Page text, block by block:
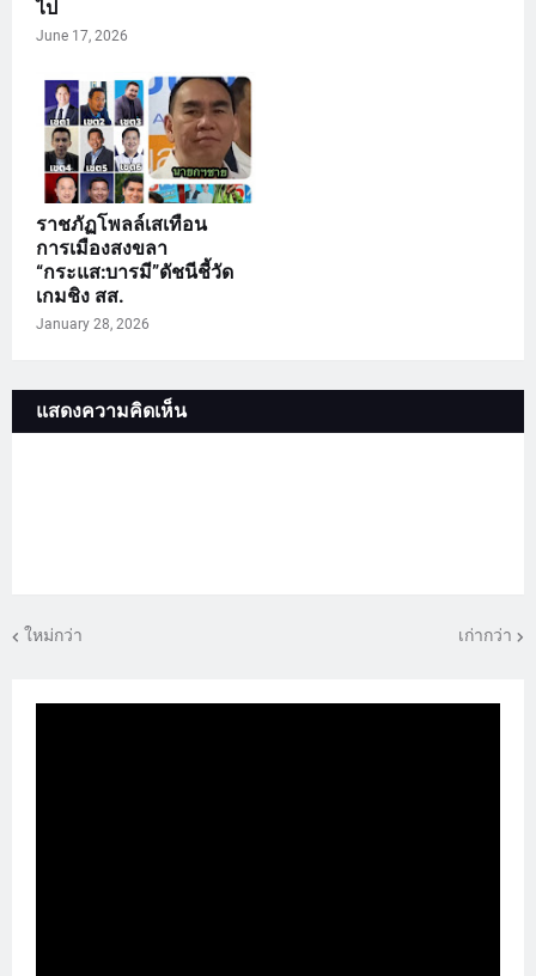
ไป
June 17, 2026
ราชภัฏโพลล์เสเทือน
การเมืองสงขลา
“กระแส:บารมี”ดัชนีชี้วัด
เกมชิง สส.
January 28, 2026
แสดงความคิดเห็น
ใหม่กว่า เก่ากว่า